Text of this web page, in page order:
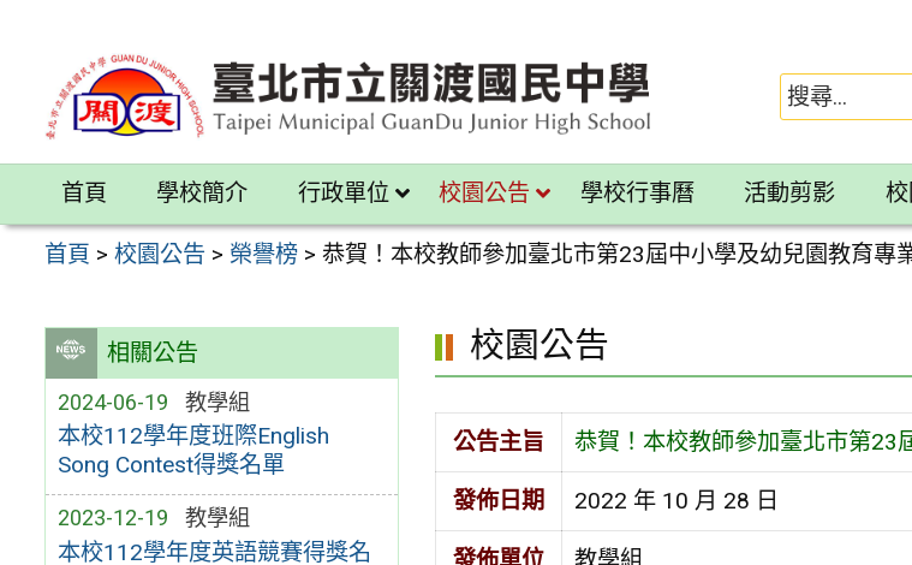
內
區
首頁 學校簡介 行政單位 校園公告 學校行事曆 活動剪影
首頁 >校園公告 > 榮譽榜 >恭賀！本校教師參加臺北市第23屆中小學及幼兒園教育專
相關公告
2024-06-19 教學組
本校112學年度班際English
Song Contest得獎名單
2023-12-19 教學組
本校112學年度英語競賽得獎名
校園公告
公告主旨 恭賀！本校教師參加臺北市第23
發佈日期 2022 年 10 月 28 日
發佈單位 教學組